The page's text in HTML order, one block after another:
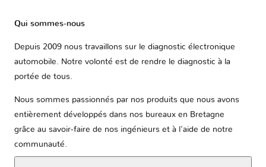
Qui sommes-nous
Depuis 2009 nous travaillons sur le diagnostic électronique
automobile. Notre volonté est de rendre le diagnostic à la
portée de tous.
Nous sommes passionnés par nos produits que nous avons
entièrement développés dans nos bureaux en Bretagne
grâce au savoir-faire de nos ingénieurs et à l'aide de notre
communauté.